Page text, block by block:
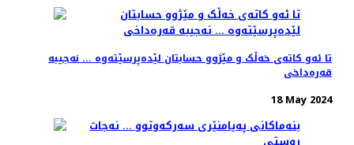
تا ئەو کاتەی خەڵک و مێژوو حسابتان لێدەپرسێتەوە ... نەجیبە
قەرەداخی
18 May 2024